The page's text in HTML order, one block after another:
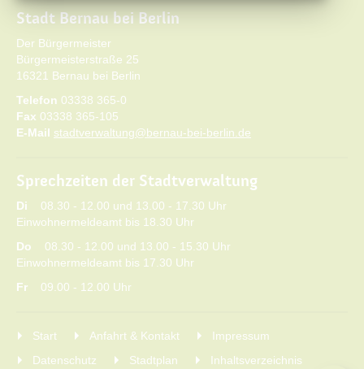
Stadt Bernau bei Berlin
Der Bürgermeister
Bürgermeisterstraße 25
16321 Bernau bei Berlin
Telefon 03338 365-0
Fax 03338 365-105
E-Mail stadtverwaltung@bernau-bei-berlin.de
Sprechzeiten der Stadtverwaltung
Di 08.30 - 12.00 und 13.00 - 17.30 Uhr
Einwohnermeldeamt bis 18.30 Uhr
Do 08.30 - 12.00 und 13.00 - 15.30 Uhr
Einwohnermeldeamt bis 17.30 Uhr
Fr 09.00 - 12.00 Uhr
Start Anfahrt & Kontakt
Impressum
Datenschutz
Stadtplan Inhaltsverzeichnis